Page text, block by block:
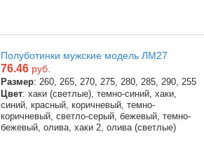
Полуботинки мужские модель ЛМ27
76.46 руб.
Размер: 260, 265, 270, 275, 280, 285, 290, 255
Цвет: хаки (светлые), темно-синий, хаки,
синий, красный, коричневый, темно-
коричневый, светло-серый, бежевый, темно-
бежевый, олива, хаки 2, олива (светлые)